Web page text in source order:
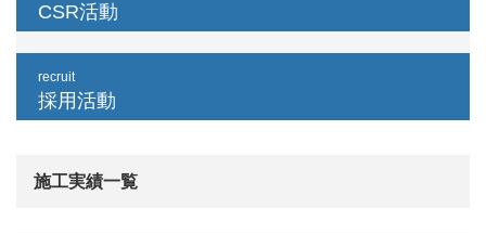
CSR活動
recruit
採用活動
施工実績一覧